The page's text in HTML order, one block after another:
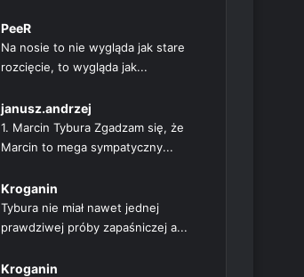
PeeR
Na nosie to nie wygląda jak stare
rozcięcie, to wygląda jak...
janusz.andrzej
1. Marcin Tybura Zgadzam się, że
Marcin to mega sympatyczny...
Kroganin
Tybura nie miał nawet jednej
prawdziwej próby zapaśniczej a...
Kroganin